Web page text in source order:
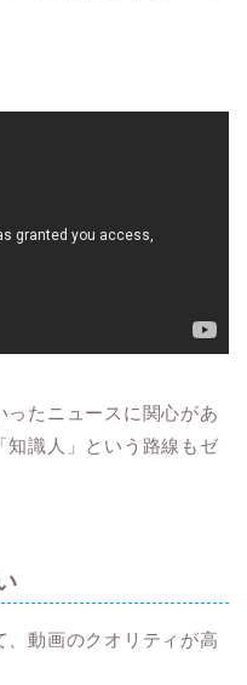
ったニュースに関心があ
知識人」という路線もゼ
、動画のクオリティが高